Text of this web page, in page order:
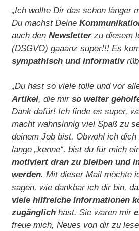
„Ich wollte Dir das schon länger
Du machst Deine
auch denNewsletterzu diesem
(DSGVO) gaaanz super!!! Es
sympathisch und informativ
„Du hast so viele tolle und vor
Artikel, die mirso weiter
Dank dafür! Ich finde es super,
macht wahnsinnig viel Spaß zu
deinem Job bist. Obwohl ich
lange „kenne“, bist du für mich
motiviert dran zu bleiben und
werden. Mit dieser Mail möchte
sagen, wie dankbar ich dir bin,
viele hilfreiche Informationen
zugänglich hast. Sie waren mir
freue mich, Neues von dir zu